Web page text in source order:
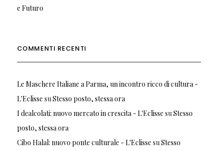
e Futuro
COMMENTI RECENTI
Le Maschere Italiane a Parma, un incontro ricco di cultura -
L'Eclisse suStesso posto, stessa ora
I dealcolati: nuovo mercato in crescita - L'Eclisse suStesso
posto, stessa ora
Cibo Halal: nuovo ponte culturale - L'Eclisse suStesso